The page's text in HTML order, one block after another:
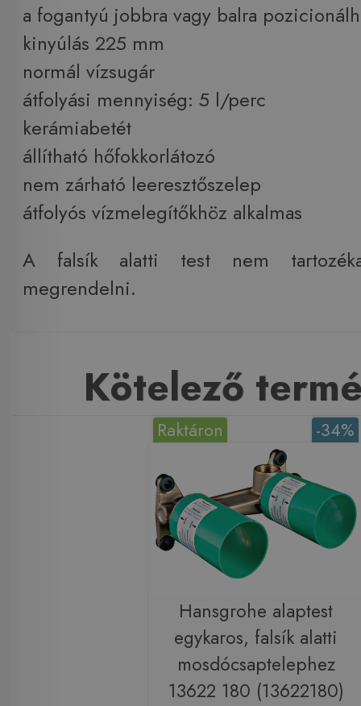
a fogantyú jobbra vagy balra
kinyúlás 225 mm
normál vízsugár
átfolyási mennyiség: 5 l/perc
kerámiabetét
állítható hőfokkorlátozó
nem zárható leeresztőszelep
átfolyós vízmelegítőkhöz alkalmas
A falsík alatti test nem
megrendelni.
Kötelező
-34%
Raktáron
Hansgrohe alaptest
egykaros, falsík alatti
mosdócsaptelephez
13622 180 (13622180)